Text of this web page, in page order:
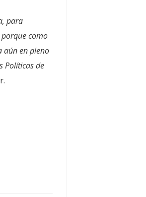
para
como
aún en pleno
Políticas de